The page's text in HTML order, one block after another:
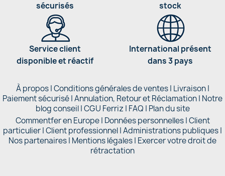
sécurisés
stock
Service client
disponible et réactif
International présent
dans 3 pays
À propos|Conditions générales de ventes| Livraison|
Paiement sécurisé|Annulation, Retour et Réclamation| Notre
blog conseil|CGU Ferriz | FAQ | Plan du site
Commentfer en Europe| Données personnelles|Client
particulier|Client professionnel|Administrations publiques|
Nos partenaires | Mentions légales| Exercer votre droit de
rétractation